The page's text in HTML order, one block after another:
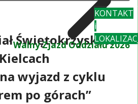
Walny Zjazd Oddziału 2026
KONTAKT
i
Świętokrzyski w
Kielcach
wyjazd z cyklu
po górach”